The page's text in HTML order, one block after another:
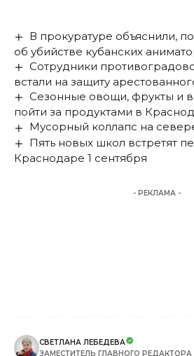
В прокуратуре объяснили,
об убийстве кубанских
Сотрудники
встали на защиту
Сезонные овощи, фрукты и
пойти за продуктами в
Мусорный коллапс на
Пять новых школ встретят
Краснодаре 1 сентября
- РЕКЛАМА -
СВЕТЛАНА ЛЕБЕДЕВА
ЗАМЕСТИТЕЛЬ ГЛАВНОГО РЕДАКТОРА